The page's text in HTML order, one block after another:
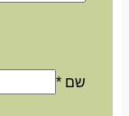
שם*